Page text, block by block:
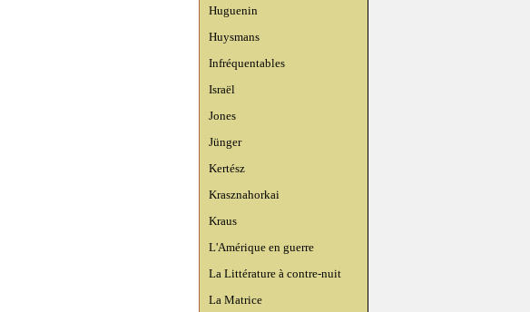
Huguenin
Huysmans
Infréquentables
Israël
Jones
Jünger
Kertész
Krasznahorkai
Kraus
L'Amérique en guerre
La Littérature à contre-nuit
La Matrice